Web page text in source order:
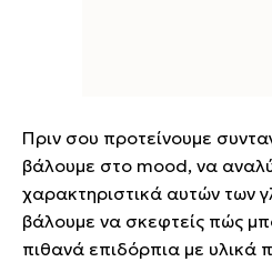
Πριν σου προτείνουμε
βάλουμε στο mood, να
χαρακτηριστικά αυτών των
βάλουμε να σκεφτείς πώς
πιθανά επιδόρπια με υλικά